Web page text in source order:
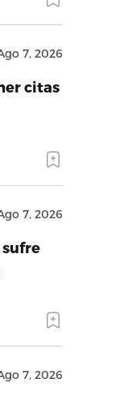
7, 2026
citas
7, 2026
7, 2026